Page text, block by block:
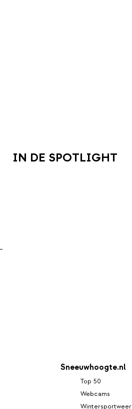
IN DE SPOTLIGHT
Sneeuwhoogte.nl
Top 50
Webcams
Wintersportweer